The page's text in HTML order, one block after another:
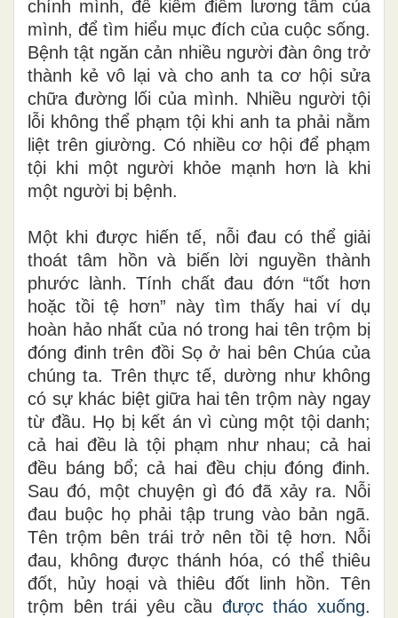
chính mình, để kiểm điểm lương tâm của
mình, để tìm hiểu mục đích của cuộc sống.
Bệnh tật ngăn cản nhiều người đàn ông trở
thành kẻ vô lại và cho anh ta cơ hội sửa
chữa đường lối của mình. Nhiều người tội
lỗi không thể phạm tội khi anh ta phải nằm
liệt trên giường. Có nhiều cơ hội để phạm
tội khi một người khỏe mạnh hơn là khi
một người bị bệnh.
Một khi được hiến tế, nỗi đau có thể giải
thoát tâm hồn và biến lời nguyền thành
phước lành. Tính chất đau đớn “tốt hơn
hoặc tồi tệ hơn” này tìm thấy hai ví dụ
hoàn hảo nhất của nó trong hai tên trộm bị
đóng đinh trên đồi Sọ ở hai bên Chúa của
chúng ta. Trên thực tế, dường như không
có sự khác biệt giữa hai tên trộm này ngay
từ đầu. Họ bị kết án vì cùng một tội danh;
cả hai đều là tội phạm như nhau; cả hai
đều báng bổ; cả hai đều chịu đóng đinh.
Sau đó, một chuyện gì đó đã xảy ra. Nỗi
đau buộc họ phải tập trung vào bản ngã.
Tên trộm bên trái trở nên tồi tệ hơn. Nỗi
đau, không được thánh hóa, có thể thiêu
đốt, hủy hoại và thiêu đốt linh hồn. Tên
trộm bên trái yêu cầu được tháo xuống.